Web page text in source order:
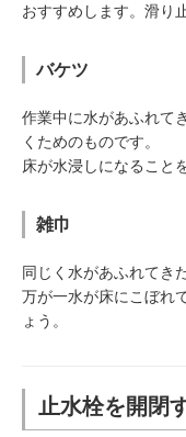
おすすめします。滑り
バケツ
作業中に水があふれて
くためのものです。
床が水浸しになること
雑巾
同じく水があふれてき
万が一水が床にこぼれ
ょう。
止水栓を開閉